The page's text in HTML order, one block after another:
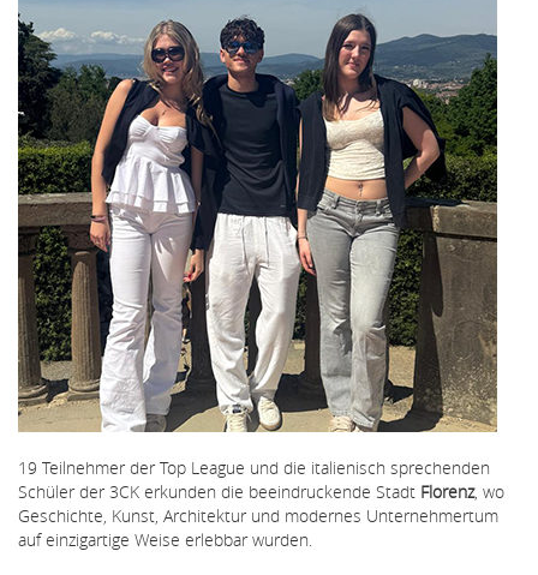
19 Teilnehmer der Top League und die italienisch sprechenden
Schüler der 3CK erkunden die beeindruckende Stadt Florenz, wo
Geschichte, Kunst, Architektur und modernes Unternehmertum
auf einzigartige Weise erlebbar wurden.